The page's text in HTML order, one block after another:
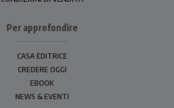
Per approfondire
CASA EDITRICE
CREDERE OGGI
EBOOK
NEWS & EVENTI